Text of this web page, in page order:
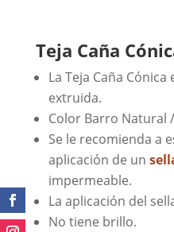
Teja Caña
La Teja Caña
extruida.
Color Barro Natural
Se le recomienda a
aplicación de un
impermeable.
La aplicación del
No tiene brillo.